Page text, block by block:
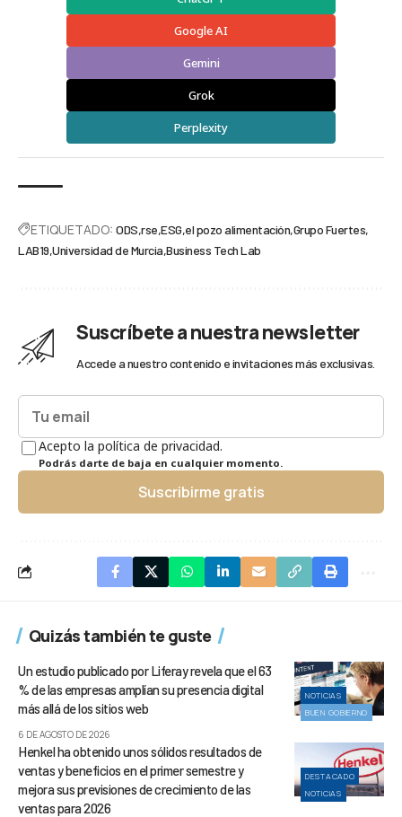
Google AI
Gemini
Grok
Perplexity
ETIQUETADO: ODS rse ESG el pozo alimentación Grupo Fuertes
LAB19 Universidad de Murcia Business Tech Lab
Suscríbete a nuestra newsletter
Accede a nuestro contenido e invitaciones más exclusivas.
Acepto la política de privacidad.
Podrás darte de baja en cualquier momento.
Suscribirme gratis
Quizás también te guste
NOTICIAS
BUEN GOBIERNO
Un estudio publicado por Liferay revela que el 63
% de las empresas amplían su presencia digital
más allá de los sitios web
6 DE AGOSTO DE 2026
DESTACADO
NOTICIAS
Henkel ha obtenido unos sólidos resultados de
ventas y beneficios en el primer semestre y
mejora sus previsiones de crecimiento de las
ventas para 2026